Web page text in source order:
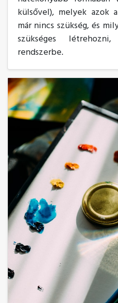
külsővel), melyek azok
már nincs szükség, és
szükséges
rendszerbe.